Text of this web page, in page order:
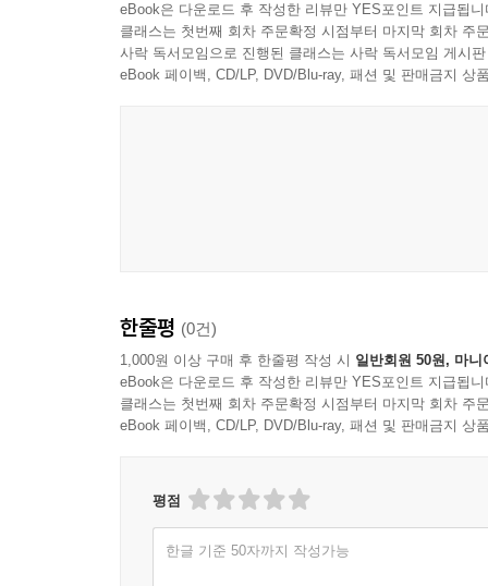
eBook은 다운로드 후 작성한 리뷰만 YES포인트 지급됩니
클래스는 첫번째 회차 주문확정 시점부터 마지막 회차 주
사락 독서모임으로 진행된 클래스는 사락 독서모임 게시
eBook 페이백, CD/LP, DVD/Blu-ray, 패션 및 판매금지 상
한줄평 (0건)
1,000원 이상 구매 후 한줄평 작성 시 일반회원 50원, 마니
eBook은 다운로드 후 작성한 리뷰만 YES포인트 지급됩니
클래스는 첫번째 회차 주문확정 시점부터 마지막 회차 주
eBook 페이백, CD/LP, DVD/Blu-ray, 패션 및 판매금지 상
평점
한글 기준 50자까지 작성가능